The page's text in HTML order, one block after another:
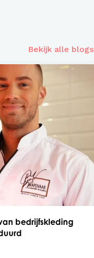
Bekijk alle blogs
bedrijfskleding